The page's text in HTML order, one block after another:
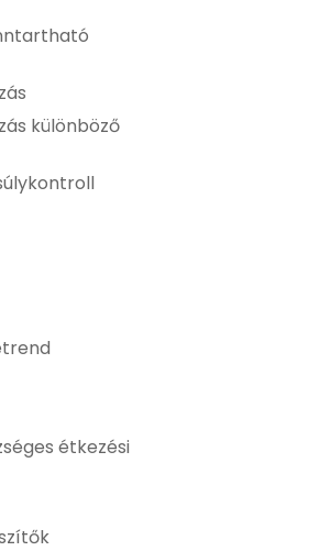
különböző
étkezési